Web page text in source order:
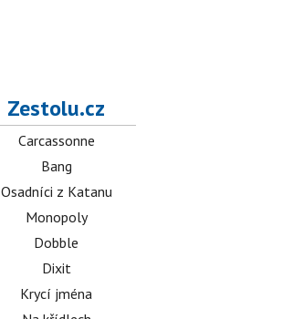
Zestolu.cz
Carcassonne
Bang
Osadníci z Katanu
Monopoly
Dobble
Dixit
Krycí jména